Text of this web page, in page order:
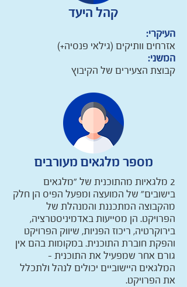
קהל היעד
העיקרי:
אזרחים וותיקים (גילאי פנסיה+)
המשני:
קבוצת הצעירים של הקיבוץ
מספר מלגאים מעורבים
2 מלגאיות מהתוכנית של "מלגאים
בישובים" של המועצה ומפעל הפיס הן חלק
מהקבוצה המתכננת והמנהלת של
הפרויקט. הן מסייעות באדמיניסטרציה,
בירוקרטיה, ריכוז הפניות, שיווק הפרויקט
והפקת חוברת התוכנית. במקומות בהם אין
גורם אחר שמפעיל את התוכנית –
המלגאים היישוביים יכולים לנהל ולתכלל
את הפרויקט.